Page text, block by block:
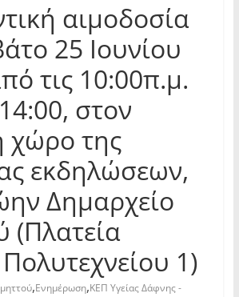
αιμοδοσία
25 Ιουνίου
τις 10:00π.μ.
στον
της
εκδηλώσεων,
Δημαρχείο
(Πλατεία
1)
,Ενημέρωση,ΚΕΠ Υγείας Δάφνης -